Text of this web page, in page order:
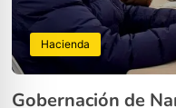
Hacienda
Gobernación de